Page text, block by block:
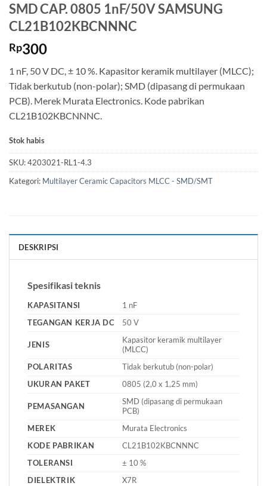
SMD CAP. 0805 1nF/50V SAMSUNG
CL21B102KBCNNNC
Rp300
1 nF, 50 V DC, ± 10 %. Kapasitor keramik multilayer (MLCC);
Tidak berkutub (non-polar); SMD (dipasang di permukaan
PCB). Merek Murata Electronics. Kode pabrikan
CL21B102KBCNNNC.
Stok habis
SKU:4203021-RL1-4.3
Kategori: Multilayer Ceramic Capacitors MLCC - SMD/SMT
DESKRIPSI
Spesifikasi teknis
KAPASITANSI
1 nF
TEGANGAN KERJA DC
50 V
JENIS
Kapasitor keramik multilayer
(MLCC)
POLARITAS
Tidak berkutub (non-polar)
UKURAN PAKET
0805 (2,0 x 1,25 mm)
PEMASANGAN
SMD (dipasang di permukaan
PCB)
MEREK
Murata Electronics
KODE PABRIKAN
CL21B102KBCNNNC
TOLERANSI
± 10 %
DIELEKTRIK
X7R